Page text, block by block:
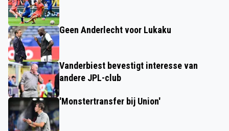
Geen Anderlecht voor Lukaku
Vanderbiest bevestigt interesse van
andere JPL-club
'Monstertransfer bij Union'